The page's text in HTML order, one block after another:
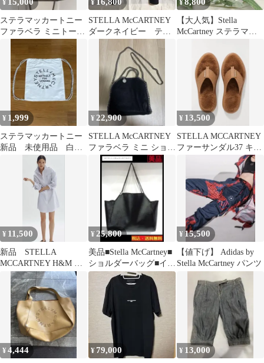
¥
ステラマッカートニー
ファラベラ ミニトート
¥
STELLA McCARTNEY
ダークネイビー テー
¥
【大人気】Stella
McCartney ステラマッ
¥ 1,999
ステラマッカートニー
新品 未使用品 白
リュック 軽量
¥ 22,900
STELLA McCARTNEY
ファラベラ ミニ ショル
ダーバッグ
¥ 13,500
STELLA MCCARTNEY
ファーサンダル37 キャ
¥ 11,500
新品 STELLA
MCCARTNEY H&M コ
ットンポプリンシャツ
ドレス
¥25,800
美品■Stella McCartney■
ショルダーバッグ■イン
ナーポーチ付き
¥ 15,500
【値下げ】 Adidas by
Stella McCartney パンツ
¥4,444 ¥79,000 ¥ 13,000